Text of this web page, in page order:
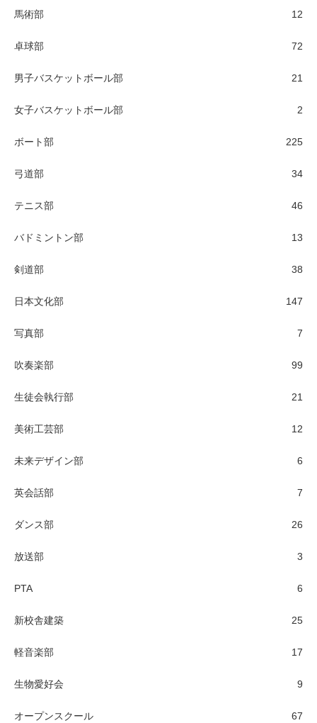
馬術部 12
卓球部 72
男子バスケットボール部 21
女子バスケットボール部 2
ボート部 225
弓道部 34
テニス部 46
バドミントン部 13
剣道部 38
日本文化部 147
写真部 7
吹奏楽部 99
生徒会執行部 21
美術工芸部 12
未来デザイン部 6
英会話部 7
ダンス部 26
放送部 3
PTA 6
新校舎建築 25
軽音楽部 17
生物愛好会 9
オープンスクール 67